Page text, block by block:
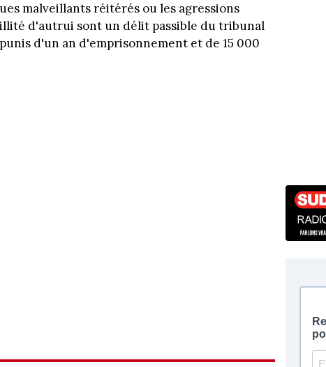
malveillants réitérés ou les agressions
d'autrui sont un délit passible du tribunal
d'un an d'emprisonnement et de 15 000